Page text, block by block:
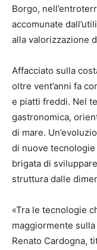
Borgo,
accomunate
alla valorizzazione
Affacciato sulla
oltre vent’anni fa
e piatti freddi. Nel
gastronomica,
di mare.
di nuove
brigata di
struttura dalle
«Tra le tecnologie
maggiormente
Renato Cardogna,